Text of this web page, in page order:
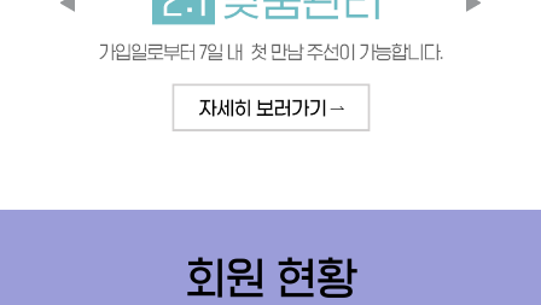
회원 현황